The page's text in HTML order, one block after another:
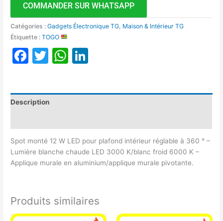
COMMANDER SUR WHATSAPP
Catégories :Gadgets Électronique TG Maison & Intérieur TG
Étiquette :TOGO
Facebook
TwitterWhatsApp
Description
Spot monté 12 W LED pour plafond intérieur réglable à 360 ° –
Lumière blanche chaude LED 3000 K/blanc froid 6000 K –
Applique murale en aluminium/applique murale pivotante.
Produits similaires